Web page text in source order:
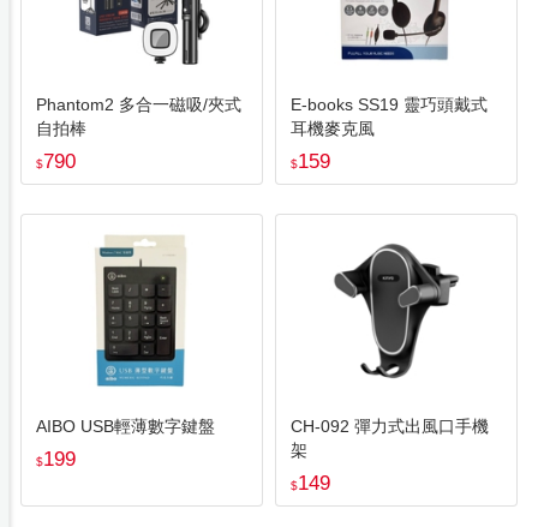
Phantom2 多合一磁吸/夾式
自拍棒
$790
E-books SS19 靈巧頭戴式
耳機麥克風
$159
AIBO USB輕薄數字鍵盤
$199
CH-092 彈力式出風口手機
架
$149